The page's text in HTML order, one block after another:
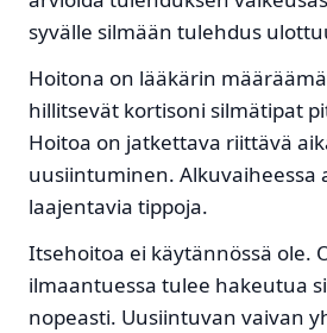
syvälle silmään tulehdus
Hoitona on lääkärin
hillitsevät kortisoni silmätipat
Hoitoa on jatkettava riittävä
uusiintuminen. Alkuvaiheessa
laajentavia tippoja.
Itsehoitoa ei käytännössä ole.
ilmaantuessa tulee hakeutua
nopeasti. Uusiintuvan vaivan